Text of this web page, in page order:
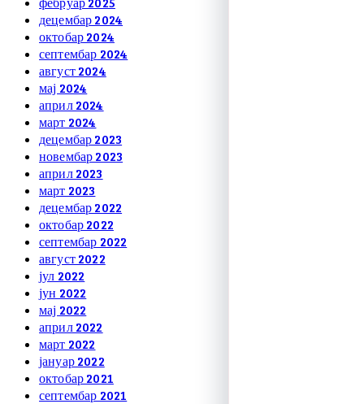
децембар 2024
октобар 2024
септембар 2024
август 2024
мај 2024
април 2024
март 2024
децембар 2023
новембар 2023
април 2023
март 2023
децембар 2022
октобар 2022
септембар 2022
август 2022
јул 2022
јун 2022
мај 2022
април 2022
март 2022
јануар 2022
октобар 2021
септембар 2021